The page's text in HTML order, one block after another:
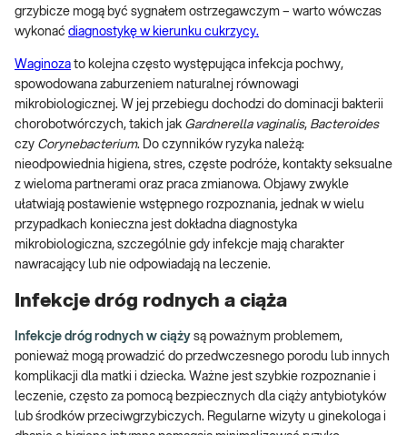
grzybicze mogą być sygnałem ostrzegawczym – warto wówczas
wykonać diagnostykę w kierunku cukrzycy.
Waginoza to kolejna często występująca infekcja pochwy,
spowodowana zaburzeniem naturalnej równowagi
mikrobiologicznej. W jej przebiegu dochodzi do dominacji bakterii
chorobotwórczych, takich jak Gardnerella vaginalis, Bacteroides
czy Corynebacterium. Do czynników ryzyka należą:
nieodpowiednia higiena, stres, częste podróże, kontakty seksualne
z wieloma partnerami oraz praca zmianowa. Objawy zwykle
ułatwiają postawienie wstępnego rozpoznania, jednak w wielu
przypadkach konieczna jest dokładna diagnostyka
mikrobiologiczna, szczególnie gdy infekcje mają charakter
nawracający lub nie odpowiadają na leczenie.
Infekcje dróg rodnych a ciąża
Infekcje dróg rodnych w ciąży są poważnym problemem,
ponieważ mogą prowadzić do przedwczesnego porodu lub innych
komplikacji dla matki i dziecka. Ważne jest szybkie rozpoznanie i
leczenie, często za pomocą bezpiecznych dla ciąży antybiotyków
lub środków przeciwgrzybiczych. Regularne wizyty u ginekologa i